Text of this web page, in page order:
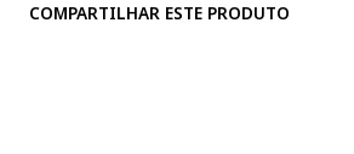
COMPARTILHAR ESTE PRODUTO